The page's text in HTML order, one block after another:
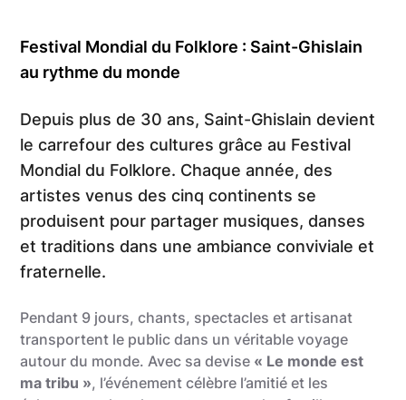
Festival Mondial du Folklore : Saint-Ghislain
au rythme du monde
Depuis plus de 30 ans, Saint-Ghislain devient
le carrefour des cultures grâce au Festival
Mondial du Folklore. Chaque année, des
artistes venus des cinq continents se
produisent pour partager musiques, danses
et traditions dans une ambiance conviviale et
fraternelle.
Pendant 9 jours, chants, spectacles et artisanat
transportent le public dans un véritable voyage
autour du monde. Avec sa devise « Le monde est
ma tribu », l’événement célèbre l’amitié et les